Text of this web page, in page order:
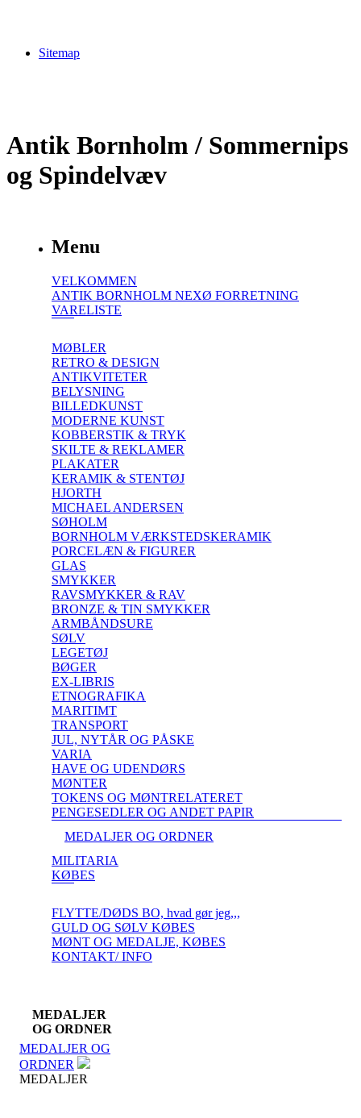
Sitemap
Antik Bornholm / Sommernips
og Spindelvæv
Menu
VELKOMMEN
ANTIK BORNHOLM NEXØ FORRETNING
VARELISTE
MØBLER
RETRO & DESIGN
ANTIKVITETER
BELYSNING
BILLEDKUNST
MODERNE KUNST
KOBBERSTIK & TRYK
SKILTE & REKLAMER
PLAKATER
KERAMIK & STENTØJ
HJORTH
MICHAEL ANDERSEN
SØHOLM
BORNHOLM VÆRKSTEDSKERAMIK
PORCELÆN & FIGURER
GLAS
SMYKKER
RAVSMYKKER & RAV
BRONZE & TIN SMYKKER
ARMBÅNDSURE
SØLV
LEGETØJ
BØGER
EX-LIBRIS
ETNOGRAFIKA
MARITIMT
TRANSPORT
JUL, NYTÅR OG PÅSKE
VARIA
HAVE OG UDENDØRS
MØNTER
TOKENS OG MØNTRELATERET
PENGESEDLER OG ANDET PAPIR
MEDALJER OG ORDNER
MILITARIA
KØBES
FLYTTE/DØDS BO, hvad gør jeg,,,
GULD OG SØLV KØBES
MØNT OG MEDALJE, KØBES
KONTAKT/ INFO
MEDALJER
OG ORDNER
MEDALJER OG
ORDNER
MEDALJER